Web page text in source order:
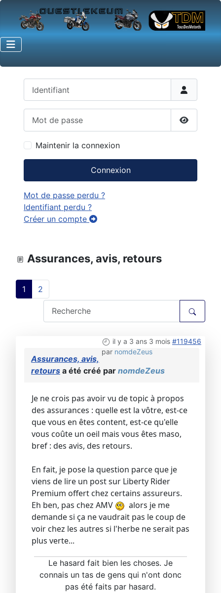
Afficher
Maintenir la connexion
Connexion
Mot de passe perdu ?
Identifiant perdu ?
Créer un compte
Assurances, avis, retours
1 2
il y a 3 ans 3 mois #119456
par nomdeZeus
Assurances, avis,
retours a été créé par nomdeZeus
Je ne crois pas avoir vu de topic à propos
des assurances : quelle est la vôtre, est-ce
que vous en êtes content, est-ce qu'elle
vous coûte un oeil mais vous êtes maso,
bref : des avis, des retours.
En fait, je pose la question parce que je
viens de lire un post sur Liberty Rider
Premium offert chez certains assureurs.
Eh ben, pas chez AMV
alors je me
demande si ça ne vaudrait pas le coup de
voir chez les autres si l'herbe ne serait pas
plus verte...
Le hasard fait bien les choses. Je
connais un tas de gens qui n'ont donc
pas été faits par hasard.